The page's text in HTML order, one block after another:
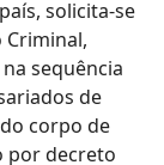
solicita-se
Criminal,
sequência
de
corpo de
por decreto